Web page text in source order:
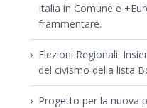
Italia in Comune e
frammentare.
Elezioni Regionali:
del civismo della lista
Progetto per la nuova